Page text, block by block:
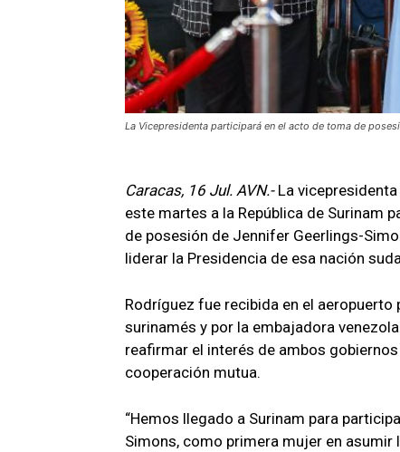
La Vicepresidenta participará en el acto de toma de
Caracas, 16 Jul. AVN.- La
este martes a la República de Surinam
de posesión de Jennifer Geerlings-
liderar la Presidencia de esa nación
Rodríguez fue recibida en el
surinamés y por la embajadora
reafirmar el interés de ambos
cooperación mutua.
“Hemos llegado a Surinam para
Simons, como primera mujer en